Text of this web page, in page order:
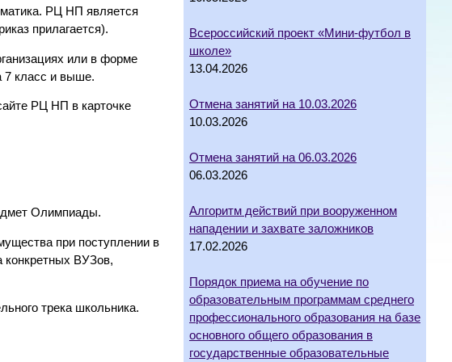
Всероссийский проект «Мини-футбол в
школе»
13.04.2026
Отмена занятий на 10.03.2026
10.03.2026
Отмена занятий на 06.03.2026
06.03.2026
Алгоритм действий при вооруженном
нападении и захвате заложников
17.02.2026
Порядок приема на обучение по
образовательным программам среднего
профессионального образования на базе
основного общего образования в
государственные образовательные
РЦ НП является
прилагается).
или в форме
7 класс и выше.
РЦ НП в карточке
Олимпиады.
при поступлении в
конкретных ВУЗов,
трека школьника.